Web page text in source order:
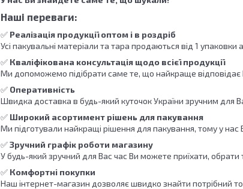
Наші переваги:
✅ Реалізація продукції оптом і в роздріб
Усі пакувальні матеріали та тара продаються від 1 упаковки
✅ Кваліфікована консультація щодо всієї продукції
Ми допоможемо підібрати саме те, що найкраще
✅ Оперативність
Швидка доставка в будь-який куточок України зручним для
✅ Широкий асортимент рішень для пакування
Ми підготували найкращі рішення для пакування, тому у
✅Зручний графік роботи магазину
У будь-який зручний для Вас час Ви можете приїхати,
✅ Комфортні покупки
Наш інтернет-магазин дозволяє швидко знайти потрібний